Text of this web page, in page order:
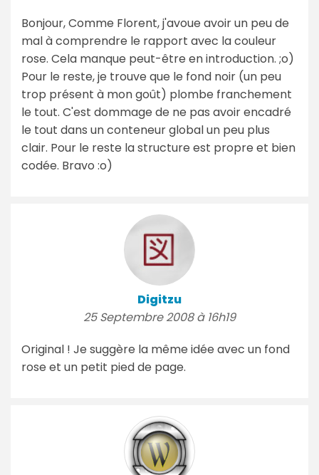
Bonjour, Comme Florent, j'avoue avoir un peu de
mal à comprendre le rapport avec la couleur
rose. Cela manque peut-être en introduction. ;o)
Pour le reste, je trouve que le fond noir (un peu
trop présent à mon goût) plombe franchement
le tout. C'est dommage de ne pas avoir encadré
le tout dans un conteneur global un peu plus
clair. Pour le reste la structure est propre et bien
codée. Bravo :o)
Digitzu
25 Septembre 2008 à 16h19
Original ! Je suggère la même idée avec un fond
rose et un petit pied de page.